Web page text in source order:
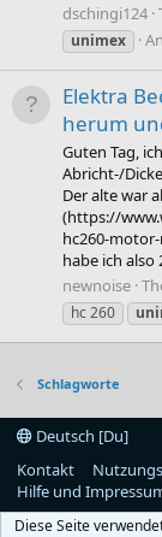
dschingi124
unimex
Elektra
herum
Guten Tag,
Abricht-/
Der alte war
(https://
hc260-
habe ich also
newnoise
hc 260
Schlagworte
Deutsch [Du]
Kontakt
Hilfe und
Diese Seite